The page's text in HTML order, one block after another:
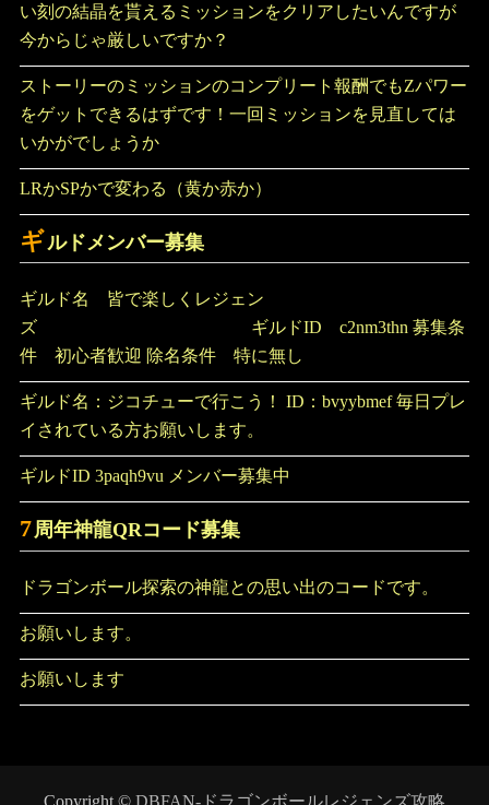
い刻の結晶を貰えるミッションをクリアしたいんですが
今からじゃ厳しいですか？
ストーリーのミッションのコンプリート報酬でもZパワー
をゲットできるはずです！一回ミッションを見直しては
いかがでしょうか
LRかSPかで変わる（黄か赤か）
ギルドメンバー募集
ギルド名 皆で楽しくレジェン
ズ ギルドID c2nm3thn 募集条
件 初心者歓迎 除名条件 特に無し
ギルド名：ジコチューで行こう！ ID：bvyybmef 毎日プレ
イされている方お願いします。
ギルドID 3paqh9vu メンバー募集中
7周年神龍QRコード募集
ドラゴンボール探索の神龍との思い出のコードです。
お願いします。
お願いします
Copyright © DBFAN-ドラゴンボールレジェンズ攻略